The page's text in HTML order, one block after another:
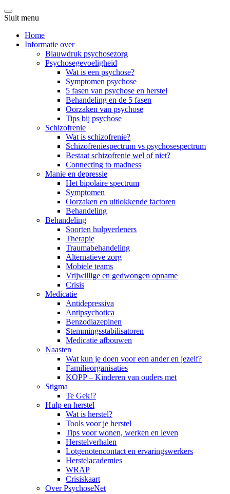
Sluit menu
Home
Informatie over
Blauwdruk psychosezorg
Psychosegevoeligheid
Wat is een psychose?
Symptomen psychose
5 fasen van psychose en herstel
Behandeling en de 5 fasen
Oorzaken van psychose
Tips bij psychose
Schizofrenie
Wat is schizofrenie?
Schizofreniespectrum vs psychosespectrum
Bestaat schizofrenie wel of niet?
Connecting to madness
Manie en depressie
Het bipolaire spectrum
Symptomen
Oorzaken en uitlokkende factoren
Behandeling
Behandeling
Soorten hulpverleners
Therapie
Traumabehandeling
Alternatieve zorg
Mobiele teams
Vrijwillige en gedwongen opname
Crisis
Medicatie
Antidepressiva
Antipsychotica
Benzodiazepinen
Stemmingsstabilisatoren
Medicatie afbouwen
Naasten
Wat kun je doen voor een ander en jezelf?
Familieorganisaties
KOPP – Kinderen van ouders met
Stigma
Te Gek!?
Hulp en herstel
Wat is herstel?
Tools voor je herstel
Tips voor wonen, werken en leven
Herstelverhalen
Lotgenotencontact en ervaringswerkers
Herstelacademies
WRAP
Crisiskaart
Over PsychoseNet